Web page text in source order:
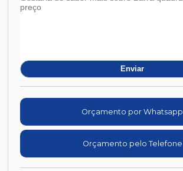
Orçamento por Whatsapp
Orçamento pelo Telefone